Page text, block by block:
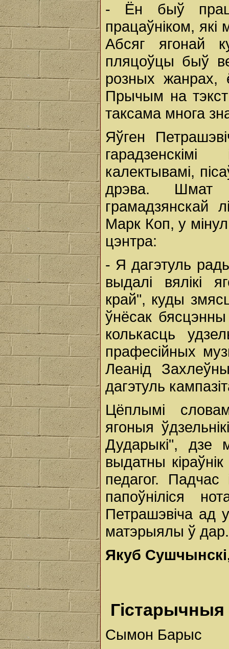
- Ён быў
працаўніком, які
Абсяг ягонай
пляцоўцы быў
розных жанрах,
Прычым на
таксама многа
Яўген
калектывамі,
дрэва. Шмат
грамадзянскай
Марк Коп, у
цэнтра:
- Я дагэтуль
выдалі вялікі
край", куды
ўнёсак
колькасць
прафесійных
Леанід
дагэтуль
Цёплымі
ягоныя
Дударыкі", дзе
выдатны
педагог. Падчас
папоўніліся
Петрашэвіча ад
матэрыялы ў дар.
Якуб
Гiстарычныя
Сымон Барыс